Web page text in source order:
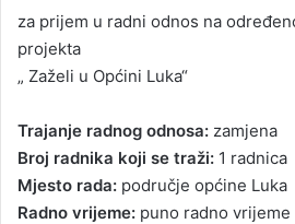
za prijem u radni odnos na
projekta
„ Zaželi u Općini Luka“
Trajanje radnog odnosa: zamjena
Broj radnika koji se traži: 1 radnica
Mjesto rada: područje općine Luka
Radno vrijeme: puno radno vrijeme